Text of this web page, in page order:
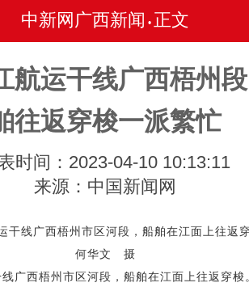
中新网广西新闻 • 正文
航运干线广西梧州
往返穿梭一派繁忙
时间：2023-04-10 10:13:11
来源：中国新闻网
线广西梧州市区河段，船舶在江面上往返穿